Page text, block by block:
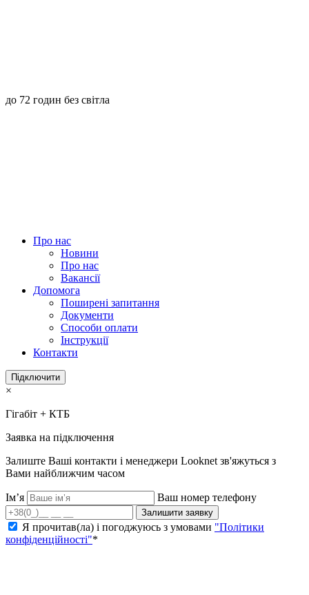
до 72 годин без світла
Про нас
Новини
Про нас
Вакансії
Допомога
Поширені запитання
Документи
Способи оплати
Інструкції
Контакти
Підключити
×
Гігабіт + КТБ
Заявка на підключення
Залиште Ваші контакти і менеджери Looknet зв'яжуться з
Вами найближчим часом
Ім’я Ваш номер телефону
Залишити заявку
Я прочитав(ла) і погоджуюсь з умовами "Політики
конфіденційності"*